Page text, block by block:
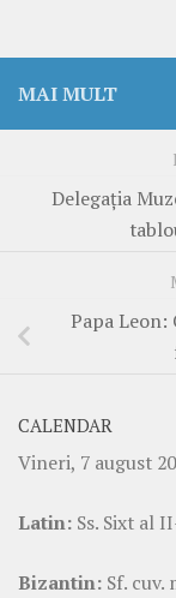
MAI MULT
Delegația
Papa Leon:
CALENDAR
Vineri, 7 august
Latin: Ss. Sixt al
Bizantin: Sf. cuv.